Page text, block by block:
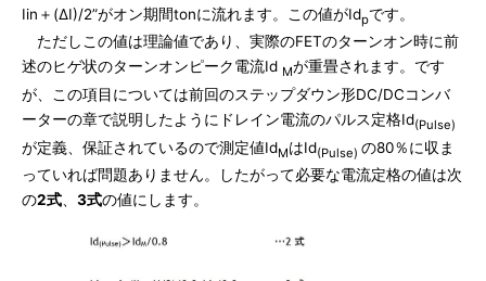
Iin＋(ΔI)/2”がオン期間tonに流れます。この値がIdpです。
ただしこの値は理論値であり、実際のFETのターンオン時に前
述のヒゲ状のターンオンピーク電流Id Mが重畳されます。です
が、この項目については前回のステップダウン形DC/DCコンバ
ーターの章で説明したようにドレイン電流のパルス定格Id(Pulse)
が定義、保証されているので測定値IdMはId(Pulse) の80％に収ま
っていれば問題ありません。したがって必要な電流定格の値は次
の2式、 3式の値にします。